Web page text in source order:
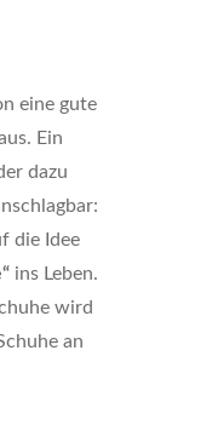
eine gute
Ein
dazu
die Idee
ins Leben.
wird
an